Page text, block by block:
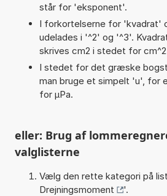
står for 'eksponent'.
I forkortelserne for 'kvadrat'
udelades i '^2' og '^3'.
skrives cm2 i stedet for
I stedet for det græske
man bruge et simpelt 'u', for
for µPa.
eller: Brug af
valglisterne
Vælg den rette kategori på
Drejningsmoment
'.